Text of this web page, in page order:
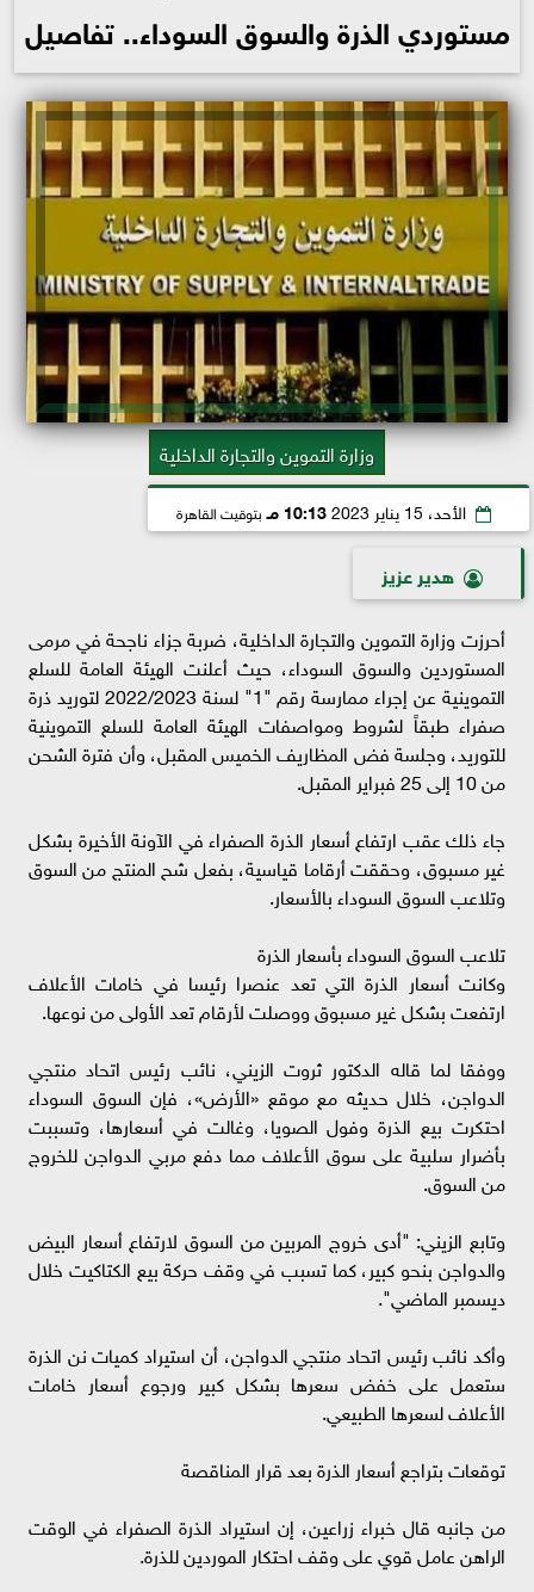
مستوردي الذرة والسوق السوداء.. تفاصيل
وزارة التموين والتجارة الداخلية
الأحد، 15 يناير 2023 10:13 مـ بتوقيت القاهرة
هدير عزيز
أحرزت وزارة التموين والتجارة الداخلية، ضربة جزاء ناجحة في مرمى
المستوردين والسوق السوداء، حيث أعلنت الهيئة العامة للسلع
التموينية عن إجراء ممارسة رقم "1" لسنة 2022/2023 لتوريد ذرة
صفراء طبقاً لشروط ومواصفات الهيئة العامة للسلع التموينية
للتوريد، وجلسة فض المظاريف الخميس المقبل، وأن فترة الشحن
من 10 إلى 25 فبراير المقبل.
جاء ذلك عقب ارتفاع أسعار الذرة الصفراء في الآونة الأخيرة بشكل
غير مسبوق، وحققت أرقاما قياسية، بفعل شح المنتج من السوق
وتلاعب السوق السوداء بالأسعار.
تلاعب السوق السوداء بأسعار الذرة
وكانت أسعار الذرة التي تعد عنصرا رئيسا في خامات الأعلاف
ارتفعت بشكل غير مسبوق ووصلت لأرقام تعد الأولى من نوعها.
ووفقا لما قاله الدكتور ثروت الزيني، نائب رئيس اتحاد منتجي
الدواجن، خلال حديثه مع موقع «الأرض»، فإن السوق السوداء
احتكرت بيع الذرة وفول الصويا، وغالت في أسعارها، وتسببت
بأضرار سلبية على سوق الأعلاف مما دفع مربي الدواجن للخروج
من السوق.
وتابع الزيني: "أدى خروج المربين من السوق لارتفاع أسعار البيض
والدواجن بنحو كبير، كما تسبب في وقف حركة بيع الكتاكيت خلال
ديسمبر الماضي".
وأكد نائب رئيس اتحاد منتجي الدواجن، أن استيراد كميات نن الذرة
ستعمل على خفض سعرها بشكل كبير ورجوع أسعار خامات
الأعلاف لسعرها الطبيعي.
توقعات بتراجع أسعار الذرة بعد قرار المناقصة
من جانبه قال خبراء زراعين، إن استيراد الذرة الصفراء في الوقت
الراهن عامل قوي على وقف احتكار الموردين للذرة.